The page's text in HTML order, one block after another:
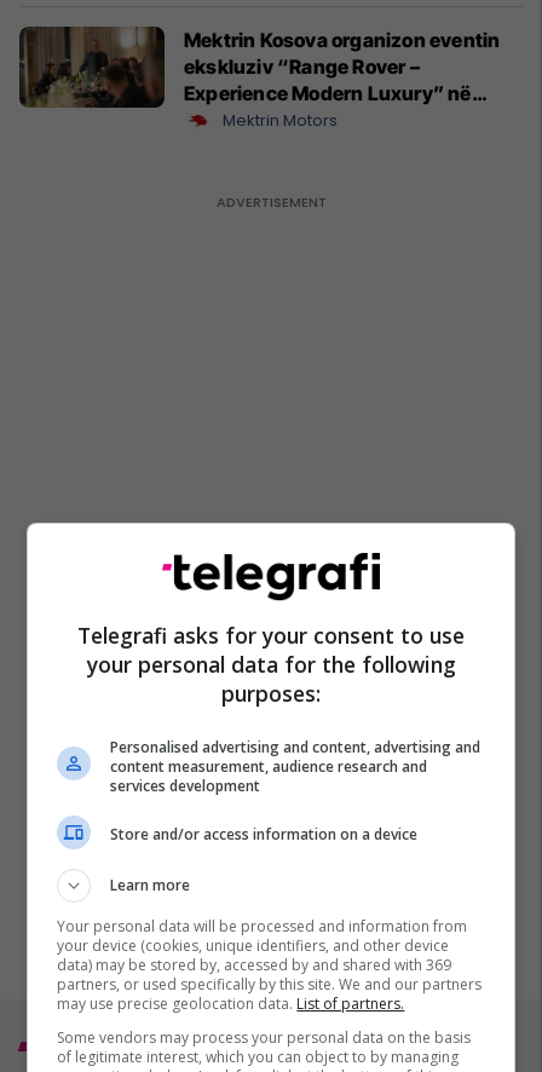
Mektrin Kosova organizon eventin
ekskluziv “Range Rover –
Experience Modern Luxury” në
Prishtinë
Mektrin Motors
Top 5
Telegrafi asks for your consent to use
your personal data for the following
purposes:
Personalised advertising and content, advertising and
content measurement, audience research and
services development
Store and/or access information on a device
Learn more
Your personal data will be processed and information from
your device (cookies, unique identifiers, and other device
data) may be stored by, accessed by and shared with 369
partners, or used specifically by this site. We and our partners
may use precise geolocation data. List of partners.
Some vendors may process your personal data on the basis
of legitimate interest, which you can object to by managing